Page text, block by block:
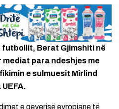
futbollit, Berat Gjimshiti në
para ndeshjes me
e sulmuesit Mirlind
e qeverisë evropiane të